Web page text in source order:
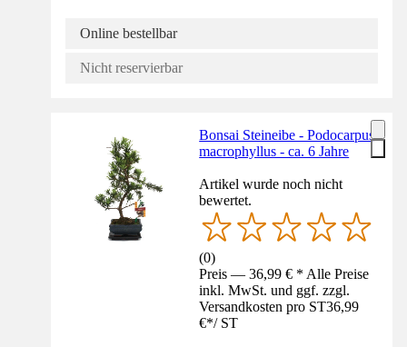
Online bestellbar
Nicht reservierbar
Bonsai Steineibe - Podocarpus
macrophyllus - ca. 6 Jahre
Artikel wurde noch nicht
bewertet.
(0)
Preis — 36,99 € * Alle Preise
inkl. MwSt. und ggf. zzgl.
Versandkosten pro ST36,99
€*/ ST